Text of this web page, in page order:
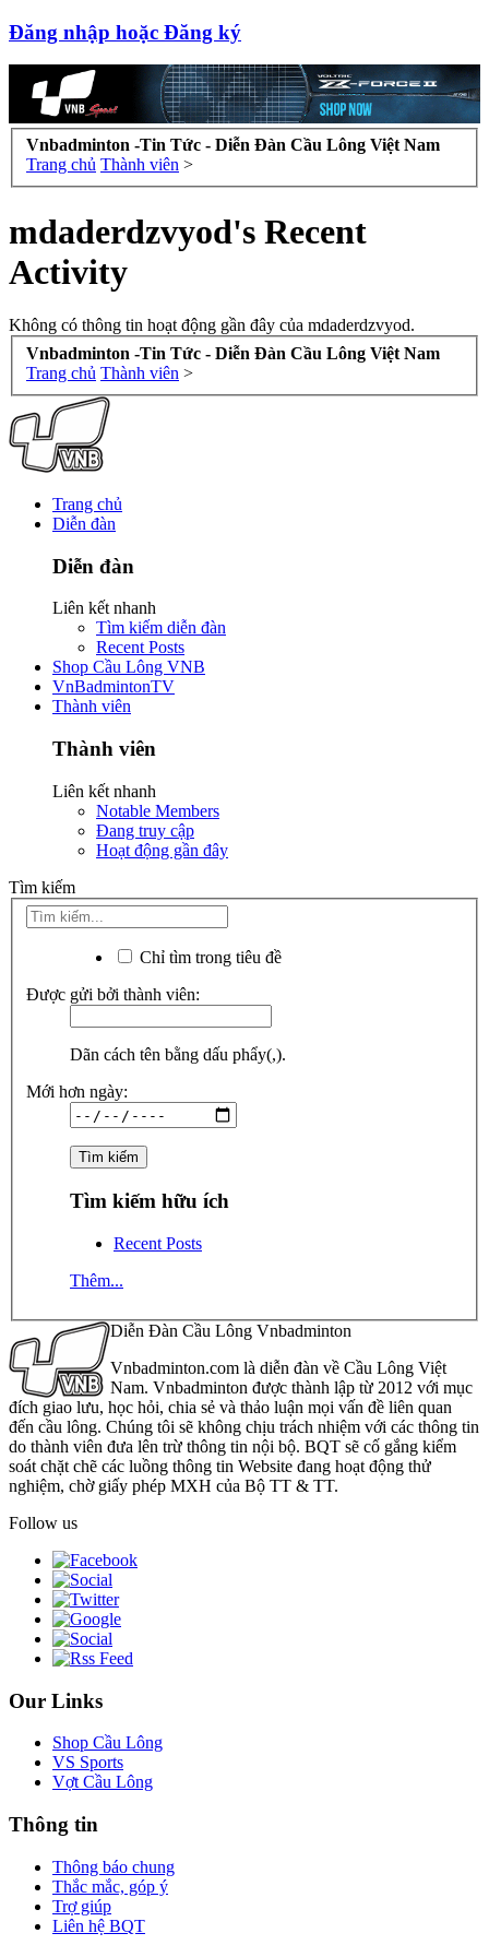
Đăng nhập hoặc Đăng ký
Vnbadminton -Tin Tức - Diễn Đàn Cầu Lông Việt Nam
Trang chủ Thành viên >
mdaderdzvyod's Recent
Activity
Không có thông tin hoạt động gần đây của mdaderdzvyod.
Vnbadminton -Tin Tức - Diễn Đàn Cầu Lông Việt Nam
Trang chủ Thành viên >
Trang chủ
Diễn đàn
Diễn đàn
Liên kết nhanh
Tìm kiếm diễn đàn
Recent Posts
Shop Cầu Lông VNB
VnBadmintonTV
Thành viên
Thành viên
Liên kết nhanh
Notable Members
Đang truy cập
Hoạt động gần đây
Tìm kiếm
Chỉ tìm trong tiêu đề
Được gửi bởi thành viên:
Dãn cách tên bằng dấu phẩy(,).
Mới hơn ngày:
Tìm kiếm hữu ích
Recent Posts
Thêm...
Diễn Đàn Cầu Lông Vnbadminton
Vnbadminton.com là diễn đàn về Cầu Lông Việt
Nam. Vnbadminton được thành lập từ 2012 với mục
đích giao lưu, học hỏi, chia sẻ và thảo luận mọi vấn đề liên quan
đến cầu lông. Chúng tôi sẽ không chịu trách nhiệm với các thông tin
do thành viên đưa lên trừ thông tin nội bộ. BQT sẽ cố gắng kiểm
soát chặt chẽ các luồng thông tin Website đang hoạt động thử
nghiệm, chờ giấy phép MXH của Bộ TT & TT.
Follow us
Our Links
Shop Cầu Lông
VS Sports
Vợt Cầu Lông
Thông tin
Thông báo chung
Thắc mắc, góp ý
Trợ giúp
Liên hệ BQT